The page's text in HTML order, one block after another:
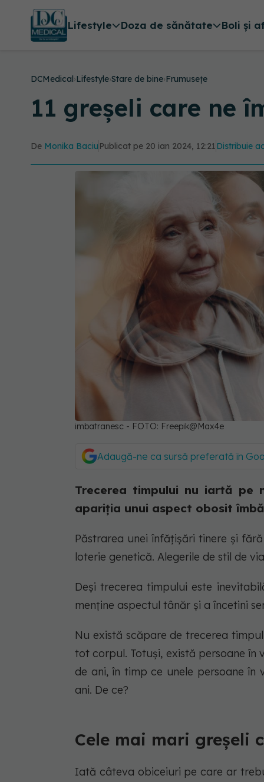
Lifestyle Doza de sănătate Boli și
DCMedical›Lifestyle›Stare de bine›Frumusețe
11 greșeli care ne
De Monika Baciu Publicat pe 20 ian 2024, 12:21Distribuie
imbatranesc - FOTO: Freepik@Max4e
Adaugă-ne ca sursă preferată în
Trecerea timpului nu iartă pe
apariția unui aspect obosit
Păstrarea unei înfățișări tinere și
loterie genetică. Alegerile de stil de
Deși trecerea timpului este
menține aspectul tânăr și a încetini
Nu există scăpare de trecerea
tot corpul. Totuşi, există persoane în
de ani, în timp ce unele persoane
ani. De ce?
Cele mai mari greșeli
Iată câteva obiceiuri pe care ar